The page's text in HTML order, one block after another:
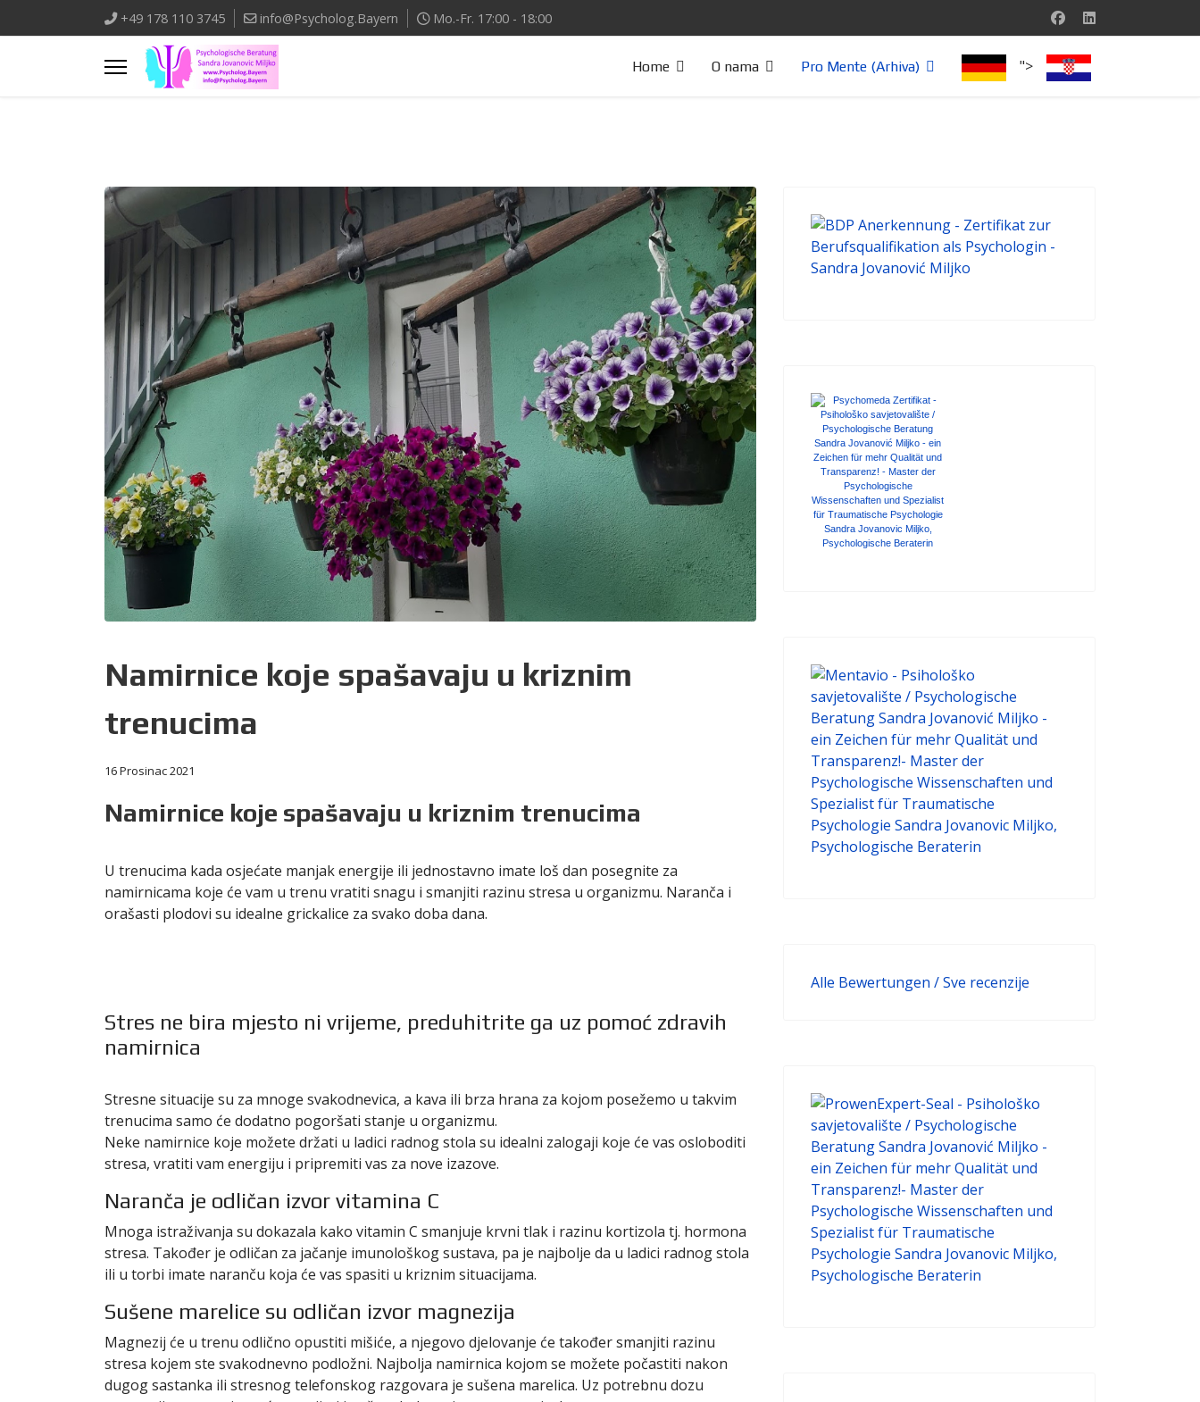
+49 178 110 3745 info@Psycholog.Bayern Mo.-Fr. 17:00 - 18:00
Home O nama Pro Mente (Arhiva) ">
Namirnice koje spašavaju u kriznim
trenucima
16 Prosinac 2021
Namirnice koje spašavaju u kriznim trenucima
U trenucima kada osjećate manjak energije ili jednostavno imate loš dan posegnite za
namirnicama koje će vam u trenu vratiti snagu i smanjiti razinu stresa u organizmu. Naranča i
orašasti plodovi su idealne grickalice za svako doba dana.
Stres ne bira mjesto ni vrijeme, preduhitrite ga uz pomoć zdravih
namirnica
Stresne situacije su za mnoge svakodnevica, a kava ili brza hrana za kojom posežemo u takvim
trenucima samo će dodatno pogoršati stanje u organizmu.
Neke namirnice koje možete držati u ladici radnog stola su idealni zalogaji koje će vas osloboditi
stresa, vratiti vam energiju i pripremiti vas za nove izazove.
Naranča je odličan izvor vitamina C
Mnoga istraživanja su dokazala kako vitamin C smanjuje krvni tlak i razinu kortizola tj. hormona
stresa. Također je odličan za jačanje imunološkog sustava, pa je najbolje da u ladici radnog stola
ili u torbi imate naranču koja će vas spasiti u kriznim situacijama.
Sušene marelice su odličan izvor magnezija
Magnezij će u trenu odlično opustiti mišiće, a njegovo djelovanje će također smanjiti razinu
stresa kojem ste svakodnevno podložni. Najbolja namirnica kojom se možete počastiti nakon
dugog sastanka ili stresnog telefonskog razgovara je sušena marelica. Uz potrebnu dozu
Alle Bewertungen / Sve recenzije